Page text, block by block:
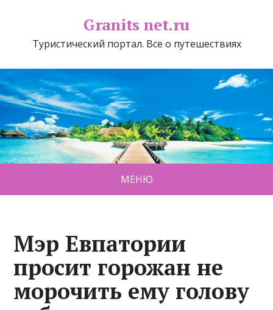
Granits net.ru
Туристический портал. Все о путешествиях
МЕНЮ
Мэр Евпатории
просит горожан не
морочить ему голову